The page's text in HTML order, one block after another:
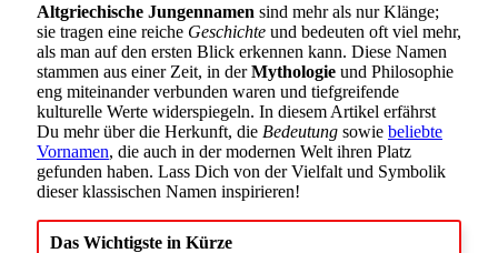
Altgriechische Jungennamen sind mehr als nur Klänge;
sie tragen eine reiche Geschichte und bedeuten oft viel mehr,
als man auf den ersten Blick erkennen kann. Diese Namen
stammen aus einer Zeit, in derMythologie und Philosophie
eng miteinander verbunden waren und tiefgreifende
kulturelle Werte widerspiegeln. In diesem Artikel erfährst
Du mehr über die Herkunft, die Bedeutung sowie beliebte
Vornamen, die auch in der modernen Welt ihren Platz
gefunden haben. Lass Dich von der Vielfalt und Symbolik
dieser klassischen Namen inspirieren!
Das Wichtigste in Kürze